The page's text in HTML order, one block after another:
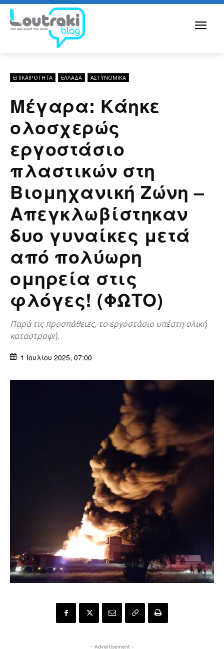
ΕΠΙΚΑΙΡΟΤΗΤΑ ΕΛΛΆΔΑ ΑΣΤΥΝΟΜΙΚΆ
Μέγαρα: Κάηκε
ολοσχερώς
εργοστάσιο
πλαστικών στη
Βιομηχανική Ζώνη –
Απεγκλωβίστηκαν
δυο γυναίκες μετά
από πολύωρη
ομηρεία στις
φλόγες! (ΦΩΤΟ)
Παρά τις προσπάθειες, το εργοστάσιο υπέστη ολική
καταστροφή.
1 Ιουλίου 2025, 07:00
- Advertisement -